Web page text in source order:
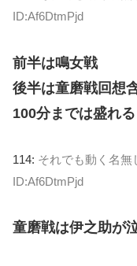
ID:Af6DtmPjd
前半は鳴女戦
後半は童磨戦回想
100分までは盛れる
114: それでも動く名無
ID:Af6DtmPjd
童磨戦は伊之助が